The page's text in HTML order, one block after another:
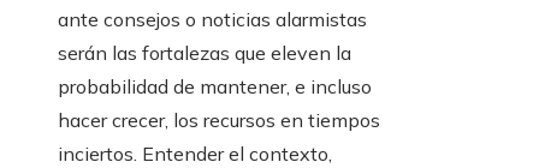
ante consejos o noticias alarmistas
serán las fortalezas que eleven la
probabilidad de mantener, e incluso
hacer crecer, los recursos en tiempos
inciertos. Entender el contexto,